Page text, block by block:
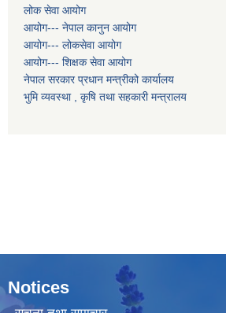
लोक सेवा आयोग
आयोग--- नेपाल कानुन आयोग
आयोग--- लोकसेवा आयोग
आयोग--- शिक्षक सेवा आयोग
नेपाल सरकार प्रधान मन्त्रीको कार्यालय
भुमि व्यवस्था , कृषि तथा सहकारी मन्त्रालय
Notices